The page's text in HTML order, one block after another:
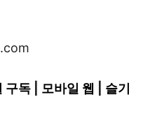
구독 모바일 웹
슬기